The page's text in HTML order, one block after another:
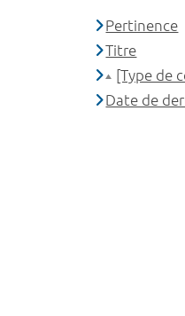
Pertinence
Titre
[Type de
Date de